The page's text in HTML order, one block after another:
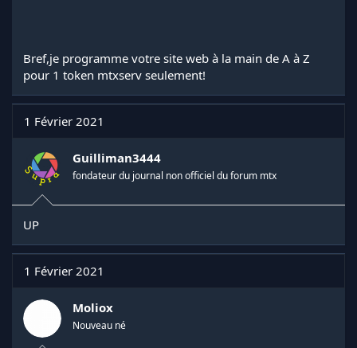
Bref,je programme votre site web à la main de A à Z
pour 1 token mtxserv seulement!
1 Février 2021
Guilliman3444
fondateur du journal non officiel du forum mtx
UP
1 Février 2021
Moliox
Nouveau né